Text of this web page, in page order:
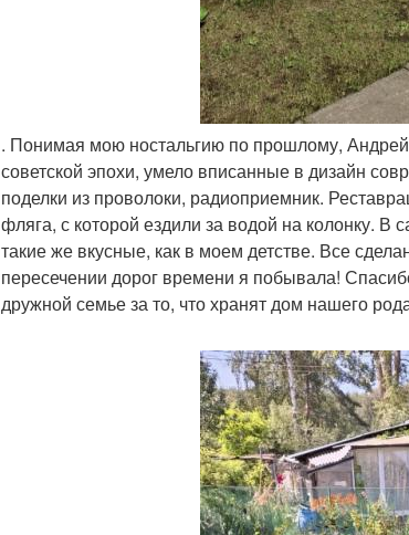
. Понимая мою ностальгию по прошлому,
советской эпохи, умело вписанные в дизайн
поделки из проволоки, радиоприемник.
фляга, с которой ездили за водой на колонку.
такие же вкусные, как в моем детстве. Все
пересечении дорог времени я побывала!
дружной семье за то, что хранят дом нашего